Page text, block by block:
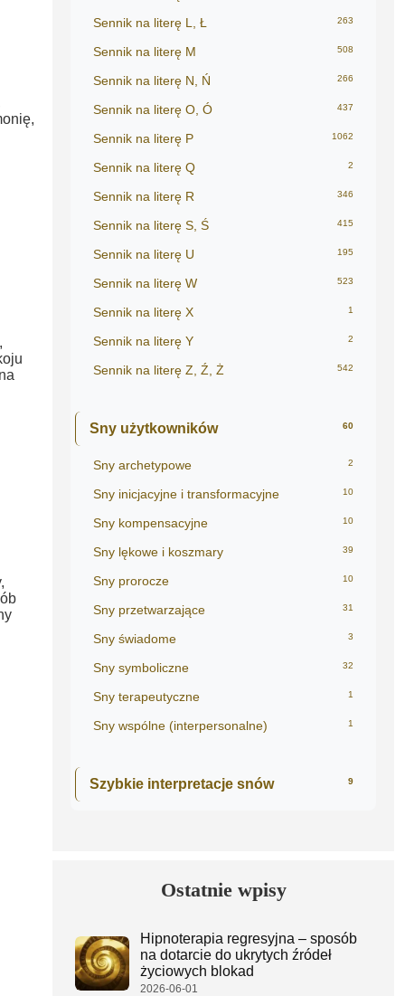
Sennik na literę L, Ł 263
Sennik na literę M 508
Sennik na literę N, Ń 266
Sennik na literę O, Ó 437
Sennik na literę P 1062
Sennik na literę Q 2
Sennik na literę R 346
Sennik na literę S, Ś 415
Sennik na literę U 195
Sennik na literę W 523
Sennik na literę X 1
Sennik na literę Y 2
Sennik na literę Z, Ź, Ż 542
Sny użytkowników 60
Sny archetypowe 2
Sny inicjacyjne i transformacyjne 10
Sny kompensacyjne 10
Sny lękowe i koszmary 39
Sny prorocze 10
Sny przetwarzające 31
Sny świadome 3
Sny symboliczne 32
Sny terapeutyczne 1
Sny wspólne (interpersonalne) 1
Szybkie interpretacje snów 9
Ostatnie wpisy
Hipnoterapia regresyjna – sposób
na dotarcie do ukrytych źródeł
życiowych blokad
2026-06-01